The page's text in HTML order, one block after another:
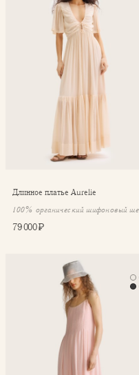
Длинное платье Aurelie
79 000 ₽
Платье Nymphe